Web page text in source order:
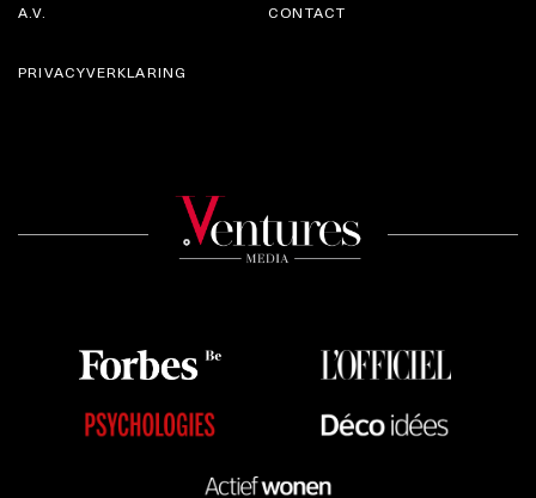
A.V. CONTACT
PRIVACYVERKLARING